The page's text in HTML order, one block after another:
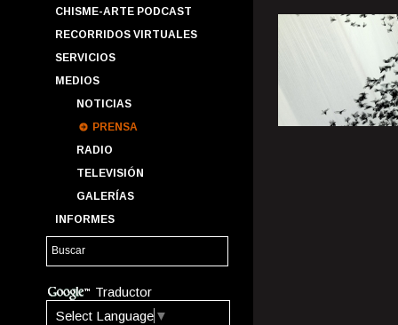
CHISME-ARTE PODCAST
RECORRIDOS VIRTUALES
SERVICIOS
MEDIOS
NOTICIAS
PRENSA
RADIO
TELEVISIÓN
GALERÍAS
INFORMES
Traductor
Select Language ▼